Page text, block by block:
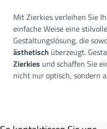
Mit Zierkies verleihen Sie
einfache Weise eine
Gestaltungslösung, die
ästhetisch überzeugt.
Zierkies und schaffen Sie
nicht nur optisch, sondern